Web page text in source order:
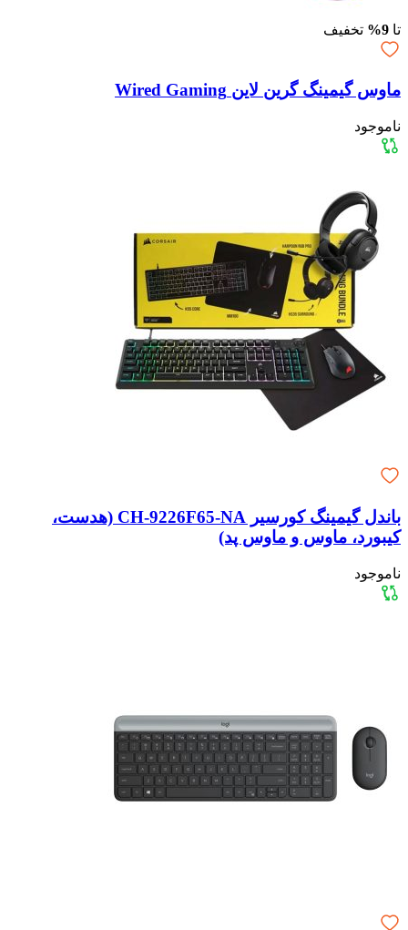
تا 9% تخفیف
ماوس گیمینگ گرین لاین Wired Gaming
ناموجود
باندل گیمینگ کورسیر CH-9226F65-NA (هدست،
کیبورد، ماوس و ماوس پد)
ناموجود